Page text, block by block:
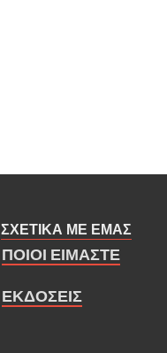
ΣΧΕΤΙΚΑ ΜΕ ΕΜΑΣ
ΠΟΙΟΙ ΕΙΜΑΣΤΕ
ΕΚΔΟΣΕΙΣ